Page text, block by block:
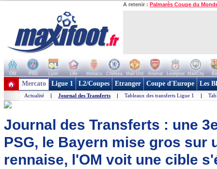
A retenir : Palmarès Coupe du
OM PSG Lyon Lille Monaco Chelsea Man Utd Arsenal Liverpool ManCity
+ de clubs
Mercato Ligue 1 L2/Coupes Etranger Coupe d'Europe Les
Actualité | Journal des Transferts | Tableaux des transferts Ligue 1 |
Journal des Transferts : une
PSG, le Bayern mise gros sur
rennaise, l'OM voit une cible